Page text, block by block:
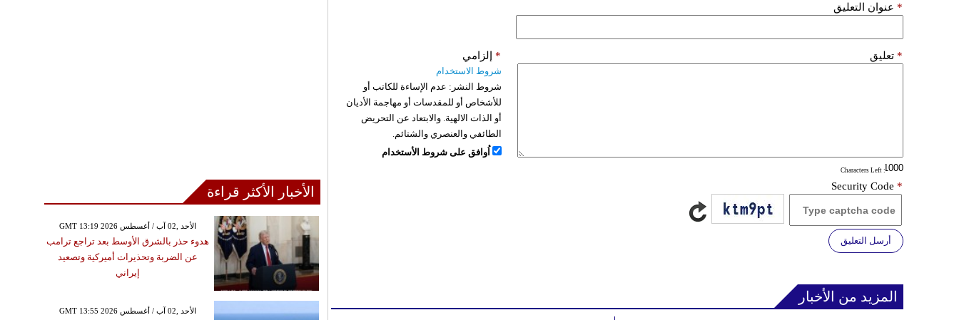
عنوان التعليق *
تعليق *
: Characters Left
إلزامي *
شروط الاستخدام
شروط النشر: عدم الإساءة للكاتب أو
للأشخاص أو للمقدسات أو مهاجمة الأديان
أو الذات الالهية. والابتعاد عن التحريض
الطائفي والعنصري والشتائم.
اُوافق على شروط الأستخدام
Security Code *
أرسل التعليق
المزيد من الأخبار
الأخبار الأكثر قراءة
GMT 13:19 2026 الأحد ,02 آب / أغسطس
هدوء حذر بالشرق الأوسط بعد تراجع ترامب
عن الضربة وتحذيرات أميركية وتصعيد
إيراني
GMT 13:55 2026 الأحد ,02 آب / أغسطس